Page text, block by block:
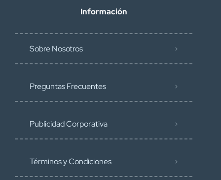
Información
Sobre Nosotros
Preguntas Frecuentes
Publicidad Corporativa
Términos y Condiciones